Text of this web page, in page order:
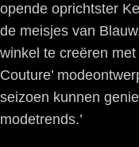
opende oprichtster
de meisjes van
winkel te creëren
Couture’
seizoen kunnen
modetrends.’